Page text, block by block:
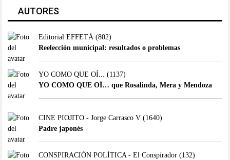
AUTORES
Editorial EFFETÁ(802)
Reelección municipal: resultados o problemas
YO COMO QUE OÍ... (1137)
YO COMO QUE OÍ… que Rosalinda, Mera y Mendoza
CINE PIOJITO - Jorge Carrasco V(1640)
Padre japonés
CONSPIRACIÓN POLÍTICA - El Conspirador(132)